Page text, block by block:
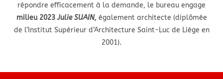
répondre efficacement à la demande, le bureau engage
milieu 2023 Julie SUAIN, également architecte (diplômée
de l’Institut Supérieur d’Architecture Saint-Luc de Liège en
2001).